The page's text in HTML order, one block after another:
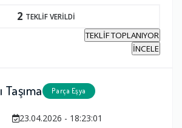
2 TEKLİF VERİLDİ
TEKLİF TOPLANIYOR
İNCELE
Parça Eşya
23.04.2026 - 18:23:01